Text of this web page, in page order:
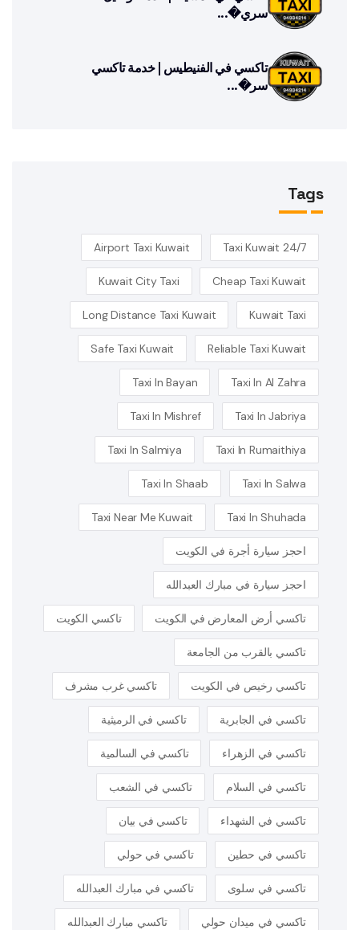
سري�...
تاكسي في الفنيطيس | خدمة تاكسي
سر�...
Tags
24/7 Taxi Kuwait
Airport Taxi Kuwait
Cheap Taxi Kuwait
Kuwait City Taxi
Kuwait Taxi
Long Distance Taxi Kuwait
Reliable Taxi Kuwait
Safe Taxi Kuwait
Taxi In Al Zahra
Taxi In Bayan
Taxi In Jabriya
Taxi In Mishref
Taxi In Rumaithiya
Taxi In Salmiya
Taxi In Salwa
Taxi In Shaab
Taxi In Shuhada
Taxi Near Me Kuwait
احجز سيارة أجرة في الكويت
احجز سيارة في مبارك العبدالله
تاكسي أرض المعارض في الكويت تاكسي الكويت
تاكسي بالقرب من الجامعة
تاكسي رخيص في الكويت تاكسي غرب مشرف
تاكسي في الجابرية تاكسي في الرميثية
تاكسي في الزهراء تاكسي في السالمية
تاكسي في السلام تاكسي في الشعب
تاكسي في الشهداء تاكسي في بيان
تاكسي في حطين تاكسي في حولي
تاكسي في سلوى تاكسي في مبارك العبدالله
تاكسي في ميدان حولي تاكسي مبارك العبدالله